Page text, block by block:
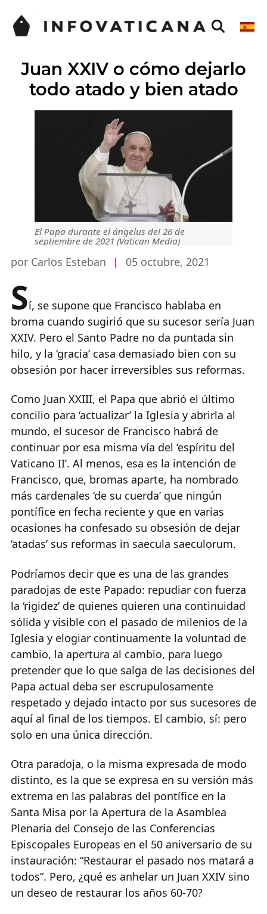
Juan XXIV o cómo dejarlo
todo atado y bien atado
El Papa durante el ángelus del 26 de
septiembre de 2021 (Vatican Media)
por Carlos Esteban | 05 octubre, 2021
Sí, se supone que Francisco hablaba en
broma cuando sugirió que su sucesor sería Juan
XXIV. Pero el Santo Padre no da puntada sin
hilo, y la ‘gracia’ casa demasiado bien con su
obsesión por hacer irreversibles sus reformas.
Como Juan XXIII, el Papa que abrió el último
concilio para ‘actualizar’ la Iglesia y abrirla al
mundo, el sucesor de Francisco habrá de
continuar por esa misma vía del ‘espíritu del
Vaticano II’. Al menos, esa es la intención de
Francisco, que, bromas aparte, ha nombrado
más cardenales ‘de su cuerda’ que ningún
pontífice en fecha reciente y que en varias
ocasiones ha confesado su obsesión de dejar
‘atadas’ sus reformas in saecula saeculorum.
Podríamos decir que es una de las grandes
paradojas de este Papado: repudiar con fuerza
la ‘rigidez’ de quienes quieren una continuidad
sólida y visible con el pasado de milenios de la
Iglesia y elogiar continuamente la voluntad de
cambio, la apertura al cambio, para luego
pretender que lo que salga de las decisiones del
Papa actual deba ser escrupulosamente
respetado y dejado intacto por sus sucesores de
aquí al final de los tiempos. El cambio, sí: pero
solo en una única dirección.
Otra paradoja, o la misma expresada de modo
distinto, es la que se expresa en su versión más
extrema en las palabras del pontífice en la
Santa Misa por la Apertura de la Asamblea
Plenaria del Consejo de las Conferencias
Episcopales Europeas en el 50 aniversario de su
instauración: “Restaurar el pasado nos matará a
todos”. Pero, ¿qué es anhelar un Juan XXIV sino
un deseo de restaurar los años 60-70?